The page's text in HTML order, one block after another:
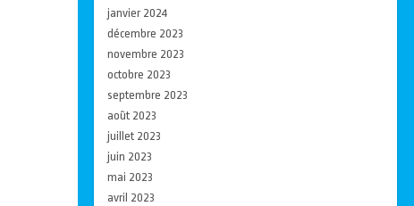
janvier 2024
décembre 2023
novembre 2023
octobre 2023
septembre 2023
août 2023
juillet 2023
juin 2023
mai 2023
avril 2023